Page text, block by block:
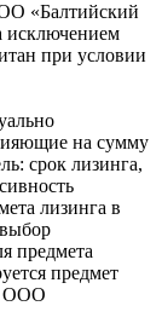
«Балтийский
исключением
при условии
на сумму
срок лизинга,
лизинга в
предмета
предмет
ООО